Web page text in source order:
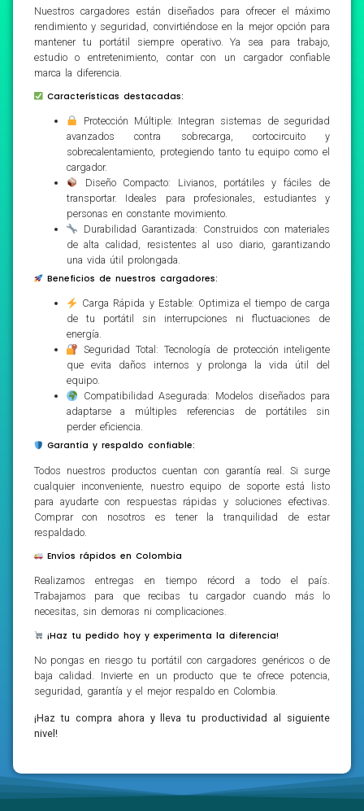
Nuestros cargadores están diseñados para ofrecer el máximo
rendimiento y seguridad, convirtiéndose en la mejor opción para
mantener tu portátil siempre operativo. Ya sea para trabajo,
estudio o entretenimiento, contar con un cargador confiable
marca la diferencia.
Características destacadas:
Protección Múltiple: Integran sistemas de seguridad
avanzados contra sobrecarga, cortocircuito y
sobrecalentamiento, protegiendo tanto tu equipo como el
cargador.
Diseño Compacto: Livianos, portátiles y fáciles de
transportar. Ideales para profesionales, estudiantes y
personas en constante movimiento.
Durabilidad Garantizada: Construidos con materiales
de alta calidad, resistentes al uso diario, garantizando
una vida útil prolongada.
Beneficios de nuestros cargadores:
Carga Rápida y Estable: Optimiza el tiempo de carga
de tu portátil sin interrupciones ni fluctuaciones de
energía.
Seguridad Total: Tecnología de protección inteligente
que evita daños internos y prolonga la vida útil del
equipo.
Compatibilidad Asegurada: Modelos diseñados para
adaptarse a múltiples referencias de portátiles sin
perder eficiencia.
Garantía y respaldo confiable:
Todos nuestros productos cuentan con garantía real. Si surge
cualquier inconveniente, nuestro equipo de soporte está listo
para ayudarte con respuestas rápidas y soluciones efectivas.
Comprar con nosotros es tener la tranquilidad de estar
respaldado.
Envíos rápidos en Colombia
Realizamos entregas en tiempo récord a todo el país.
Trabajamos para que recibas tu cargador cuando más lo
necesitas, sin demoras ni complicaciones.
¡Haz tu pedido hoy y experimenta la diferencia!
No pongas en riesgo tu portátil con cargadores genéricos o de
baja calidad. Invierte en un producto que te ofrece potencia,
seguridad, garantía y el mejor respaldo en Colombia.
¡Haz tu compra ahora y lleva tu productividad al siguiente
nivel!